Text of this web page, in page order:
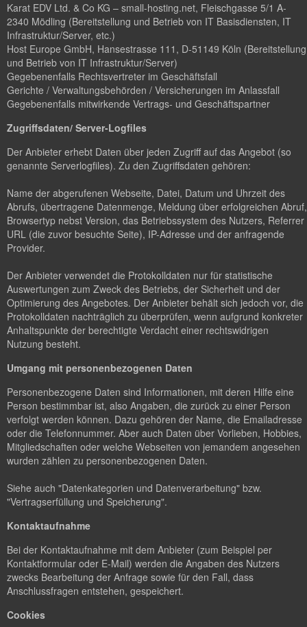
Karat EDV Ltd. & Co KG – small-hosting.net, Fleischgasse 5/1 A-
2340 Mödling (Bereitstellung und Betrieb von IT Basisdiensten, IT
Infrastruktur/Server, etc.)
Host Europe GmbH, Hansestrasse 111, D-51149 Köln (Bereitstellung
und Betrieb von IT Infrastruktur/Server)
Gegebenenfalls Rechtsvertreter im Geschäftsfall
Gerichte / Verwaltungsbehörden / Versicherungen im Anlassfall
Gegebenenfalls mitwirkende Vertrags- und Geschäftspartner
Zugriffsdaten/ Server-Logfiles
Der Anbieter erhebt Daten über jeden Zugriff auf das Angebot (so
genannte Serverlogfiles). Zu den Zugriffsdaten gehören:
Name der abgerufenen Webseite, Datei, Datum und Uhrzeit des
Abrufs, übertragene Datenmenge, Meldung über erfolgreichen Abruf,
Browsertyp nebst Version, das Betriebssystem des Nutzers, Referrer
URL (die zuvor besuchte Seite), IP-Adresse und der anfragende
Provider.
Der Anbieter verwendet die Protokolldaten nur für statistische
Auswertungen zum Zweck des Betriebs, der Sicherheit und der
Optimierung des Angebotes. Der Anbieter behält sich jedoch vor, die
Protokolldaten nachträglich zu überprüfen, wenn aufgrund konkreter
Anhaltspunkte der berechtigte Verdacht einer rechtswidrigen
Nutzung besteht.
Umgang mit personenbezogenen Daten
Personenbezogene Daten sind Informationen, mit deren Hilfe eine
Person bestimmbar ist, also Angaben, die zurück zu einer Person
verfolgt werden können. Dazu gehören der Name, die Emailadresse
oder die Telefonnummer. Aber auch Daten über Vorlieben, Hobbies,
Mitgliedschaften oder welche Webseiten von jemandem angesehen
wurden zählen zu personenbezogenen Daten.
Siehe auch "Datenkategorien und Datenverarbeitung" bzw.
"Vertragserfüllung und Speicherung".
Kontaktaufnahme
Bei der Kontaktaufnahme mit dem Anbieter (zum Beispiel per
Kontaktformular oder E-Mail) werden die Angaben des Nutzers
zwecks Bearbeitung der Anfrage sowie für den Fall, dass
Anschlussfragen entstehen, gespeichert.
Cookies